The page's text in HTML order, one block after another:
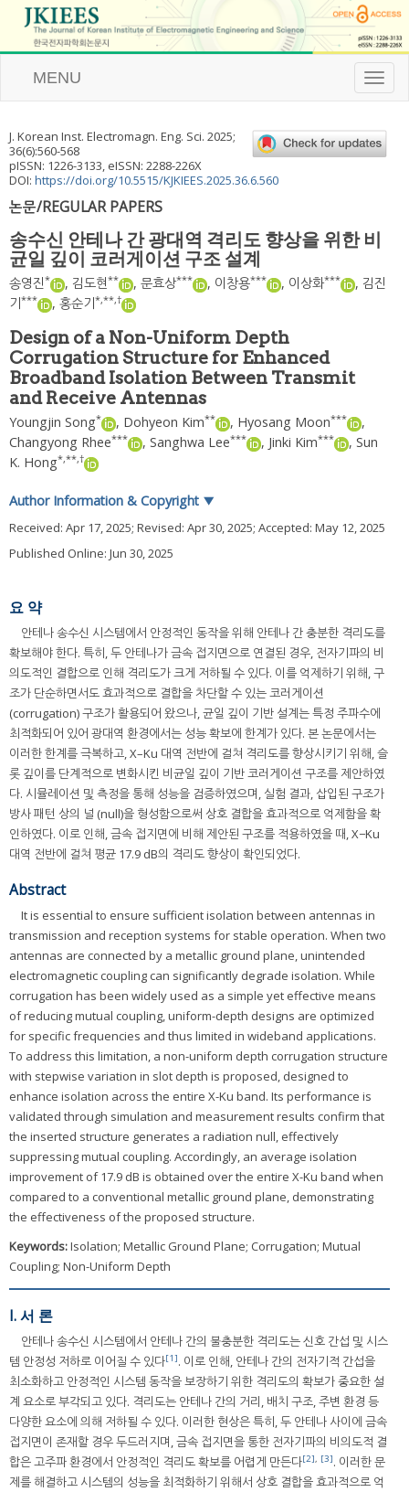
T
o
l
e
g
t
MENU
J. Korean Inst. Electromagn. Eng. Sci. 2025;
36(6):560-568
pISSN: 1226-3133, eISSN: 2288-226X
DOI: https://doi.org/10.5515/KJKIEES.2025.36.6.560
논문/REGULAR PAPERS
송수신 안테나 간 광대역 격리도 향상을 위한 비
균일 깊이 코러게이션 구조 설계
송영진* , 김도현** , 문효상*** , 이창용*** , 이상화*** , 김진
기 *** , 홍순기 *,**,†
Design of a Non-Uniform Depth
Corrugation Structure for Enhanced
Broadband Isolation Between Transmit
and Receive Antennas
Youngjin Song* , Dohyeon Kim** , Hyosang Moon***
,
Changyong Rhee*** , Sanghwa Lee*** , Jinki Kim*** , Sun
K. Hong*,**,†
Author Information & Copyright ▼
Received: Apr 17, 2025; Revised: Apr 30, 2025; Accepted: May 12, 2025
Published Online: Jun 30, 2025
요 약
안테나 송수신 시스템에서 안정적인 동작을 위해 안테나 간 충분한 격리도를
확보해야 한다. 특히, 두 안테나가 금속 접지면으로 연결된 경우, 전자기파의 비
의도적인 결합으로 인해 격리도가 크게 저하될 수 있다. 이를 억제하기 위해, 구
조가 단순하면서도 효과적으로 결합을 차단할 수 있는 코러게이션
(corrugation) 구조가 활용되어 왔으나, 균일 깊이 기반 설계는 특정 주파수에
최적화되어 있어 광대역 환경에서는 성능 확보에 한계가 있다. 본 논문에서는
이러한 한계를 극복하고, X–Ku 대역 전반에 걸쳐 격리도를 향상시키기 위해, 슬
롯 깊이를 단계적으로 변화시킨 비균일 깊이 기반 코러게이션 구조를 제안하였
다. 시뮬레이션 및 측정을 통해 성능을 검증하였으며, 실험 결과, 삽입된 구조가
방사 패턴 상의 널 (null)을 형성함으로써 상호 결합을 효과적으로 억제함을 확
인하였다. 이로 인해, 금속 접지면에 비해 제안된 구조를 적용하였을 때, X−Ku
대역 전반에 걸쳐 평균 17.9 dB의 격리도 향상이 확인되었다.
Abstract
It is essential to ensure sufficient isolation between antennas in
transmission and reception systems for stable operation. When two
antennas are connected by a metallic ground plane, unintended
electromagnetic coupling can significantly degrade isolation. While
corrugation has been widely used as a simple yet effective means
of reducing mutual coupling, uniform-depth designs are optimized
for specific frequencies and thus limited in wideband applications.
To address this limitation, a non-uniform depth corrugation structure
with stepwise variation in slot depth is proposed, designed to
enhance isolation across the entire X-Ku band. Its performance is
validated through simulation and measurement results confirm that
the inserted structure generates a radiation null, effectively
suppressing mutual coupling. Accordingly, an average isolation
improvement of 17.9 dB is obtained over the entire X-Ku band when
compared to a conventional metallic ground plane, demonstrating
the effectiveness of the proposed structure.
Keywords:Isolation; Metallic Ground Plane; Corrugation; Mutual
Coupling; Non-Uniform Depth
I. 서 론
안테나 송수신 시스템에서 안테나 간의 불충분한 격리도는 신호 간섭 및 시스
템 안정성 저하로 이어질 수 있다[1]. 이로 인해, 안테나 간의 전자기적 간섭을
최소화하고 안정적인 시스템 동작을 보장하기 위한 격리도의 확보가 중요한 설
계 요소로 부각되고 있다. 격리도는 안테나 간의 거리, 배치 구조, 주변 환경 등
다양한 요소에 의해 저하될 수 있다. 이러한 현상은 특히, 두 안테나 사이에 금속
접지면이 존재할 경우 두드러지며, 금속 접지면을 통한 전자기파의 비의도적 결
합은 고주파 환경에서 안정적인 격리도 확보를 어렵게 만든다[2], [3]. 이러한 문
제를 해결하고 시스템의 성능을 최적화하기 위해서 상호 결합을 효과적으로 억